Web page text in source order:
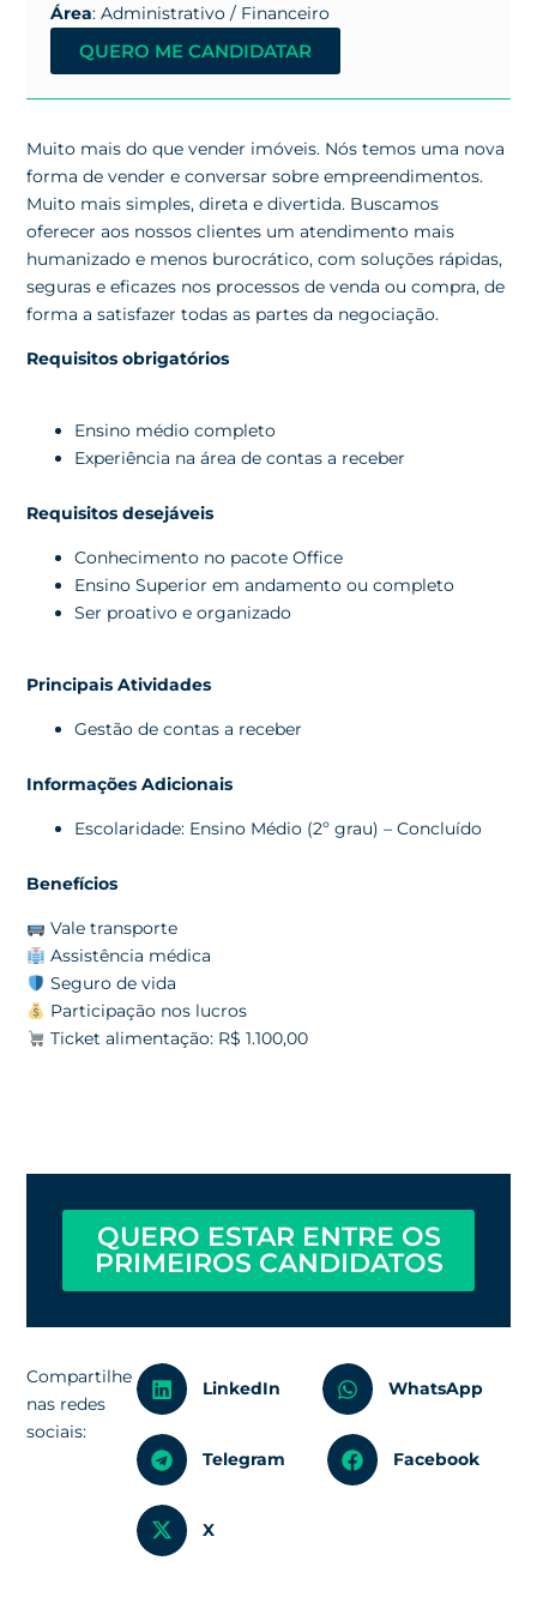
Área: Administrativo / Financeiro
QUERO ME CANDIDATAR
Muito mais do que vender imóveis. Nós temos uma nova
forma de vender e conversar sobre empreendimentos.
Muito mais simples, direta e divertida. Buscamos
oferecer aos nossos clientes um atendimento mais
humanizado e menos burocrático, com soluções rápidas,
seguras e eficazes nos processos de venda ou compra, de
forma a satisfazer todas as partes da negociação.
Requisitos obrigatórios
Ensino médio completo
Experiência na área de contas a receber
Requisitos desejáveis
Conhecimento no pacote Office
Ensino Superior em andamento ou completo
Ser proativo e organizado
Principais Atividades
Gestão de contas a receber
Informações Adicionais
Escolaridade: Ensino Médio (2º grau) – Concluído
Benefícios
Vale transporte
Assistência médica
Seguro de vida
Participação nos lucros
Ticket alimentação: R$ 1.100,00
QUERO ESTAR ENTRE OS
PRIMEIROS CANDIDATOS
Compartilhe
nas redes
sociais:
LinkedIn WhatsApp
Telegram Facebook
X